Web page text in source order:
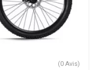
(0 Avis)